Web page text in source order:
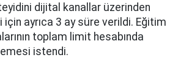
dijital kanallar üzerinden
ayrıca 3 ay süre verildi. Eğitim
toplam limit hesabında
istendi.